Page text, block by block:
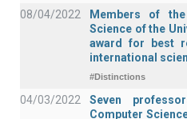
08/04/2022
Members of
Science of the
award for best
international
#Distinctions
04/03/2022
Seven
Computer